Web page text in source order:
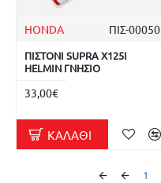
HONDA ΠΙΣ-00050
ΠΙΣΤΟΝΙ SUPRA X125I
HELMIN ΓΝΗΣΙΟ
33,00€
ΚΑΛΆΘΙ
1